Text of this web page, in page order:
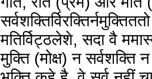
मतिर्विट्ठलेशे, सदा वै
मुक्ति (मोक्ष) न सर्वशक्ति